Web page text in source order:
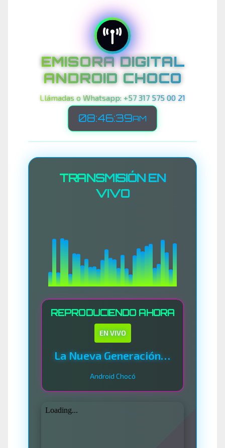
EMISORA DIGITAL
ANDROID CHOCO
Llámadas o Whatsapp: +57 317 575 00 21
08:46:42AM
TRANSMISIÓN EN
VIVO
REPRODUCIENDO AHORA
EN VIVO
La Nueva Generación Del Sistema
Android Chocó